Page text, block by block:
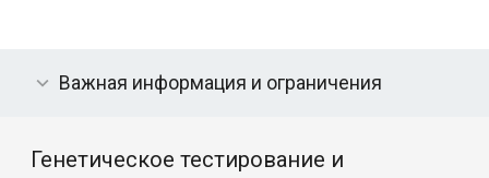
Важная информация и ограничения
Генетическое тестирование и